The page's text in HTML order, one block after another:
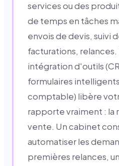
services ou des
de temps en tâches
envois de devis, suivi
facturations,
intégration d'outils
formulaires
comptable) libère
rapporte vraiment : la
vente. Un cabinet
automatiser les
premières relances,